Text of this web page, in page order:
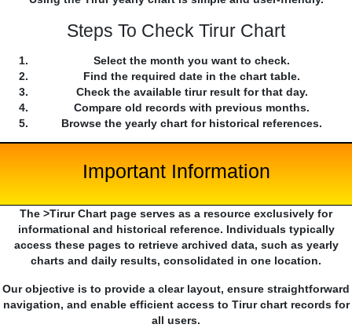
Steps To Check Tirur Chart
Select the month you want to check.
Find the required date in the chart table.
Check the available tirur result for that day.
Compare old records with previous months.
Browse the yearly chart for historical references.
Important Information
The >Tirur Chart page serves as a resource exclusively for
informational and historical reference. Individuals typically
access these pages to retrieve archived data, such as yearly
charts and daily results, consolidated in one location.
Our objective is to provide a clear layout, ensure straightforward
navigation, and enable efficient access to Tirur chart records for
all users.